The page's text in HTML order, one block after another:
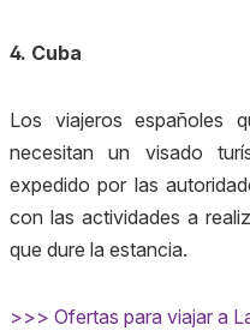
4. Cuba
Los viajeros españoles
necesitan un visado
expedido por las
con las actividades a
que dure la estancia.
>>> Ofertas para viajar a